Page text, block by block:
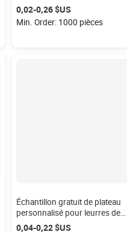
de leurres de pêche en blister,
boîtes de leurres de pêche en
coquille, emballage de leurres
0,02-0,26 $US
Min. Order: 1000 pièces
Échantillon gratuit de plateau
personnalisé pour leurres de
pêche souples avec couvercle,
0,04-0,22 $US